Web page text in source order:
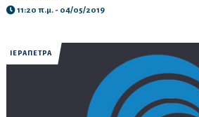
11:20 π.μ. - 04/05/2019
ΙΕΡΑΠΕΤΡΑ